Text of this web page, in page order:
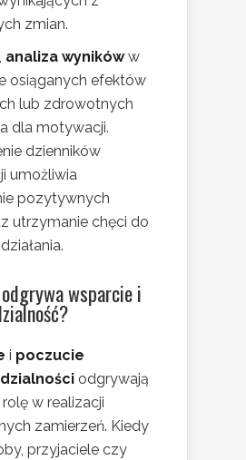
zmian.
analiza wynikóww
osiąganych efektów
lub zdrowotnych
dla motywacji.
dzienników
umożliwia
pozytywnych
utrzymanie chęci do
wsparcie i
i poczucie
odgrywają
w realizacji
zamierzeń. Kiedy
przyjaciele czy